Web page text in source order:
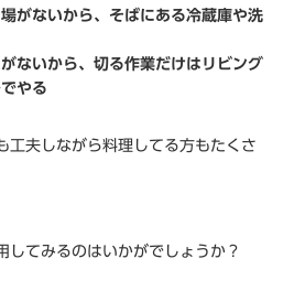
がないから、そばにある冷蔵庫や洗
ないから、切る作業だけはリビング
やる
工夫しながら料理してる方もたくさ
してみるのはいかがでしょうか？